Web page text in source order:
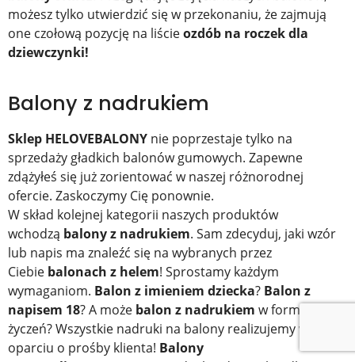
możesz tylko utwierdzić się w przekonaniu, że zajmują
one czołową pozycję na liścieozdób na roczek dla
dziewczynki!
Balony z nadrukiem
Sklep HELOVEBALONY nie poprzestaje tylko na
sprzedaży gładkich balonów gumowych. Zapewne
zdążyłeś się już zorientować w naszej różnorodnej
ofercie. Zaskoczymy Cię ponownie.
W skład kolejnej kategorii naszych produktów
wchodzą balony z nadrukiem. Sam zdecyduj, jaki wzór
lub napis ma znaleźć się na wybranych przez
Ciebie balonach z helem! Sprostamy każdym
wymaganiom. Balon z imieniem dziecka? Balon z
napisem 18? A może balon z nadrukiem w formie
życzeń? Wszystkie nadruki na balony realizujemy w
oparciu o prośby klienta! Balony